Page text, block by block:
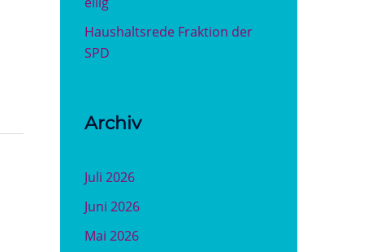
Haushaltsrede Fraktion der
SPD
Archiv
Juli 2026
Juni 2026
Mai 2026